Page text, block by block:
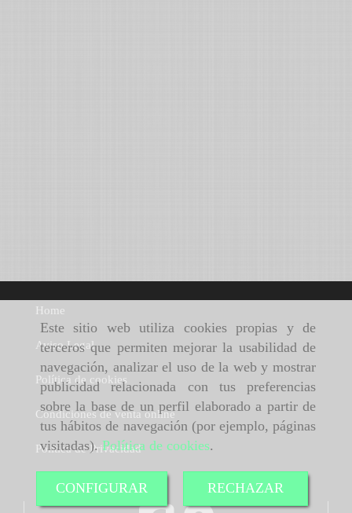
Este sitio web utiliza cookies propias y de
terceros que permiten mejorar la usabilidad de
navegación, analizar el uso de la web y mostrar
publicidad relacionada con tus preferencias
sobre la base de un perfil elaborado a partir de
tus hábitos de navegación (por ejemplo, páginas
visitadas).Política de cookies.
CONFIGURAR RECHAZAR
Home
Aviso Legal
Política de cookies
Condiciones de venta online
Política de Privacidad